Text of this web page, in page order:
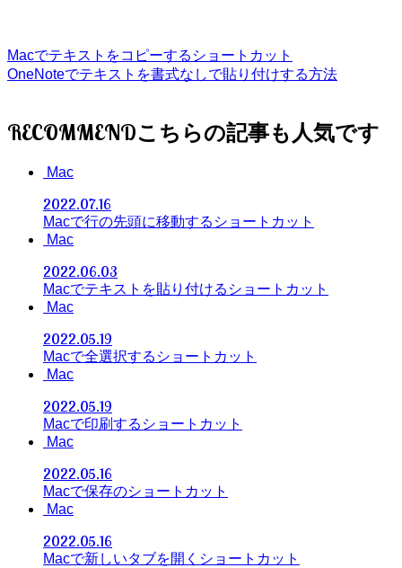
Macでテキストをコピーするショートカット
OneNoteでテキストを書式なしで貼り付けする方法
RECOMMEND
Mac
2022.07.16
Macで行の先頭に移動するショートカット
Mac
2022.06.03
Macでテキストを貼り付けるショートカット
Mac
2022.05.19
Macで全選択するショートカット
Mac
2022.05.19
Macで印刷するショートカット
Mac
2022.05.16
Macで保存のショートカット
Mac
2022.05.16
Macで新しいタブを開くショートカット